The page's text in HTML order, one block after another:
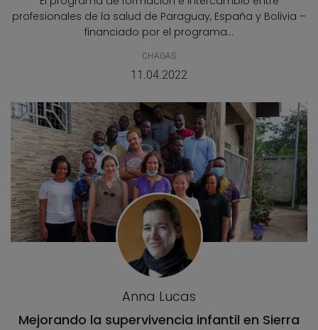
profesionales de la salud de Paraguay, España y Bolivia –
financiado por el programa...
CHAGAS
11.04.2022
Anna Lucas
Mejorando la supervivencia infantil en Sierra